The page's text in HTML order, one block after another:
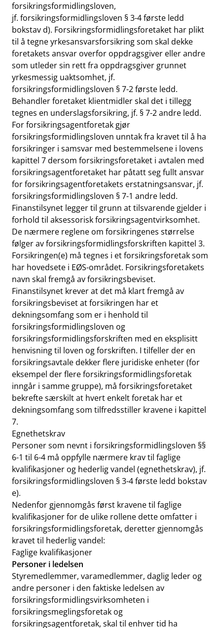
forsikringsformidlingsloven,
jf. forsikringsformidlingsloven § 3-4 første ledd
bokstav d). Forsikringsformidlingsforetaket har plikt
til å tegne yrkesansvarsforsikring som skal dekke
foretakets ansvar overfor oppdragsgiver eller andre
som utleder sin rett fra oppdragsgiver grunnet
yrkesmessig uaktsomhet, jf.
forsikringsformidlingsloven § 7-2 første ledd.
Behandler foretaket klientmidler skal det i tillegg
tegnes en underslagsforsikring, jf. § 7-2 andre ledd.
For forsikringsagentforetak gjør
forsikringsformidlingsloven unntak fra kravet til å ha
forsikringer i samsvar med bestemmelsene i lovens
kapittel 7 dersom forsikringsforetaket i avtalen med
forsikringsagentforetaket har påtatt seg fullt ansvar
for forsikringsagentforetakets erstatningsansvar, jf.
forsikringsformidlingsloven § 7-1 andre ledd.
Finanstilsynet legger til grunn at tilsvarende gjelder i
forhold til aksessorisk forsikringsagentvirksomhet.
De nærmere reglene om forsikringenes størrelse
følger av forsikringsformidlingsforskriften kapittel 3.
Forsikringen(e) må tegnes i et forsikringsforetak som
har hovedsete i EØS-området. Forsikringsforetakets
navn skal fremgå av forsikringsbeviset.
Finanstilsynet krever at det må klart fremgå av
forsikringsbeviset at forsikringen har et
dekningsomfang som er i henhold til
forsikringsformidlingsloven og
forsikringsformidlingsforskriften med en eksplisitt
henvisning til loven og forskriften. I tilfeller der en
forsikringsavtale dekker flere juridiske enheter (for
eksempel der flere forsikringsformidlingsforetak
inngår i samme gruppe), må forsikringsforetaket
bekrefte særskilt at hvert enkelt foretak har et
dekningsomfang som tilfredsstiller kravene i kapittel
7.
Egnethetskrav
Personer som nevnt i forsikringsformidlingsloven §§
6-1 til 6-4 må oppfylle nærmere krav til faglige
kvalifikasjoner og hederlig vandel (egnethetskrav), jf.
forsikringsformidlingsloven § 3-4 første ledd bokstav
e).
Nedenfor gjennomgås først kravene til faglige
kvalifikasjoner for de ulike rollene dette omfatter i
forsikringsformidlingsforetak, deretter gjennomgås
kravet til hederlig vandel:
Faglige kvalifikasjoner
Personer i ledelsen
Styremedlemmer, varamedlemmer, daglig leder og
andre personer i den faktiske ledelsen av
forsikringsformidlingsvirksomheten i
forsikringsmeglingsforetak og
forsikringsagentforetak, skal til enhver tid ha